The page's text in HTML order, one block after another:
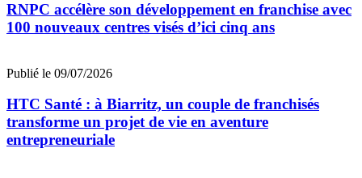
RNPC accélère son développement en franchise avec
100 nouveaux centres visés d’ici cinq ans
Publié le 09/07/2026
HTC Santé : à Biarritz, un couple de franchisés
transforme un projet de vie en aventure
entrepreneuriale